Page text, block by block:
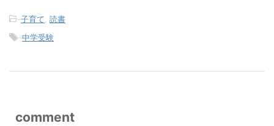
-子育て 読書
-中学受験
comment